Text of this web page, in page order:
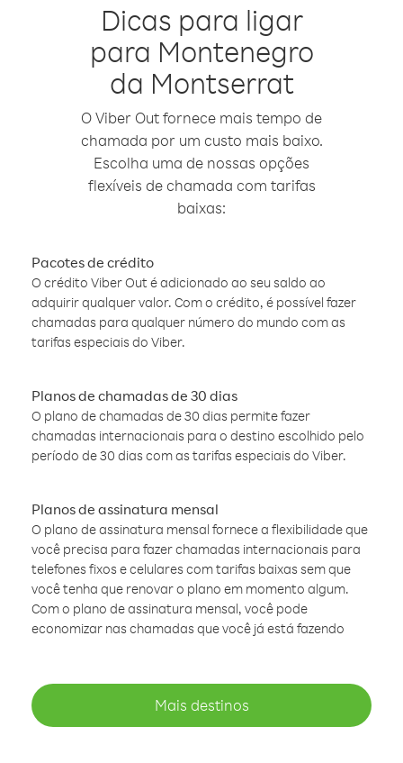
Dicas para ligar
para Montenegro
da Montserrat
O Viber Out fornece mais tempo de
chamada por um custo mais baixo.
Escolha uma de nossas opções
flexíveis de chamada com tarifas
baixas:
Pacotes de crédito
O crédito Viber Out é adicionado ao seu saldo ao
adquirir qualquer valor. Com o crédito, é possível fazer
chamadas para qualquer número do mundo com as
tarifas especiais do Viber.
Planos de chamadas de 30 dias
O plano de chamadas de 30 dias permite fazer
chamadas internacionais para o destino escolhido pelo
período de 30 dias com as tarifas especiais do Viber.
Planos de assinatura mensal
O plano de assinatura mensal fornece a flexibilidade que
você precisa para fazer chamadas internacionais para
telefones fixos e celulares com tarifas baixas sem que
você tenha que renovar o plano em momento algum.
Com o plano de assinatura mensal, você pode
economizar nas chamadas que você já está fazendo
Mais destinos